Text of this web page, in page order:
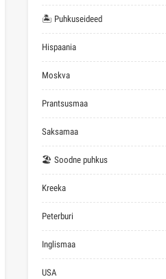
🏝 Puhkuseideed
Hispaania
Moskva
Prantsusmaa
Saksamaa
🏖 Soodne puhkus
Kreeka
Peterburi
Inglismaa
USA